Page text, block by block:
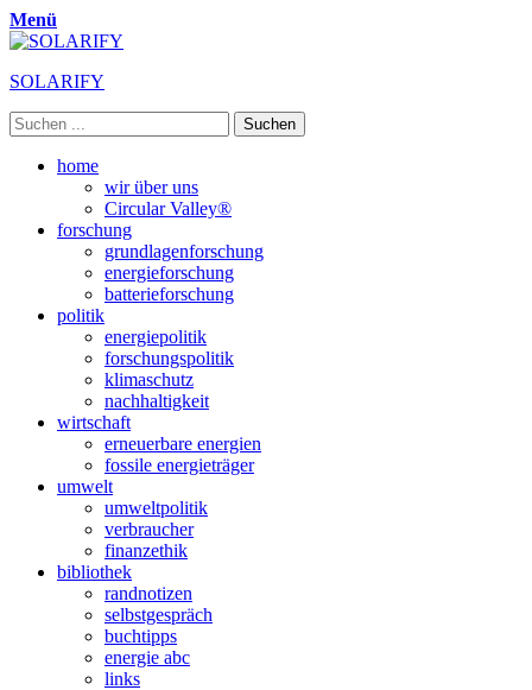
Menü
SOLARIFY
Suchen
nach:
Primäres
Zum
home
wir über uns
Circular Valley®
forschung
grundlagenforschung
energieforschung
batterieforschung
politik
energiepolitik
forschungspolitik
klimaschutz
nachhaltigkeit
wirtschaft
erneuerbare energien
fossile energieträger
umwelt
umweltpolitik
verbraucher
finanzethik
bibliothek
randnotizen
selbstgespräch
buchtipps
energie abc
links